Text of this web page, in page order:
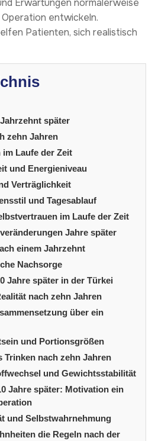
entwickeln.
Patienten, sich realistisch
später
zehn Jahren
Laufe der Zeit
und Energieniveau
Verträglichkeit
und Tagesablauf
im Laufe der Zeit
Jahre später
einem Jahrzehnt
Nachsorge
Jahre später in der Türkei
nach zehn Jahren
über ein
und Portionsgrößen
nach zehn Jahren
und Gewichtsstabilität
Jahre später: Motivation ein
und Selbstwahrnehmung
die Regeln nach der